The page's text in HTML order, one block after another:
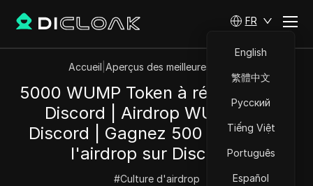
FR
English
繁體中文
Русский
Tiếng Việt
Português
Español
Accueil Aperçus des meilleures vidéos
5000 WUMP Token à réclamer sur
Discord | Airdrop WUMP sur
Discord | Gagnez 500 $ grâce à
l'airdrop sur Discord |
#Culture d'airdrop